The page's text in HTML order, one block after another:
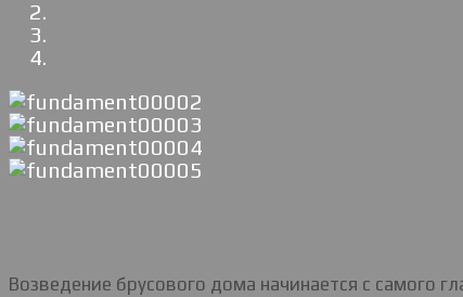
Возведение брусового дома начинается с самого